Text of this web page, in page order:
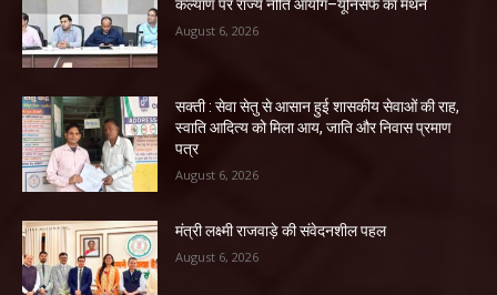
कल्याण पर राज्य नीति आयोग–यूनिसेफ का मंथन
August 6, 2026
सक्ती : सेवा सेतु से आसान हुई शासकीय सेवाओं की राह,
स्वाति आदित्य को मिला आय, जाति और निवास प्रमाण
पत्र
August 6, 2026
मंत्री लक्ष्मी राजवाड़े की संवेदनशील पहल
August 6, 2026